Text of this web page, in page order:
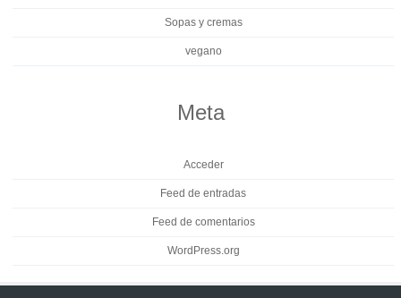
Sopas y cremas
vegano
Meta
Acceder
Feed de entradas
Feed de comentarios
WordPress.org